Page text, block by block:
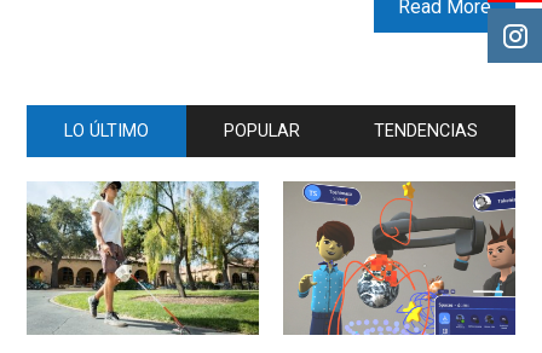
Read More
LO ÚLTIMO POPULAR TENDENCIAS